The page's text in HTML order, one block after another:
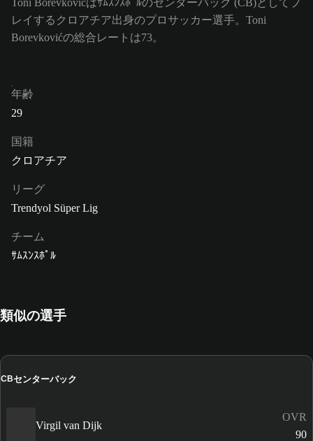
Toni Borevkovićはｻﾑｽﾝｽﾎﾟﾙのセンターバック (CB)としてプ
レイするクロアチア出身のプロサッカー選手。Toni
Borevkovićの総合レートは73。
年齢
29
国籍
クロアチア
リーグ
Trendyol Süper Lig
チーム
ｻﾑｽﾝｽﾎﾟﾙ
類似の選手
CBセンターバック
Virgil van Dijk
OVR
90